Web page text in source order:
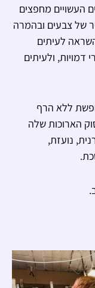
העשויים מחפצים
של צבעים ובהמרה
לעיתים
ולעיתים
ללא הרף
הארוכות שלה
נועזת,